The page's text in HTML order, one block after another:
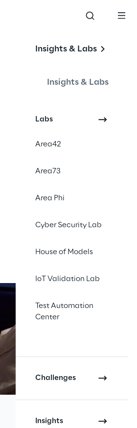
Insights & Labs
Insights & Labs
Labs
Area42
Area73
Area Phi
Cyber Security Lab
House of Models
IoT Validation Lab
Test Automation
Center
Challenges
Insights